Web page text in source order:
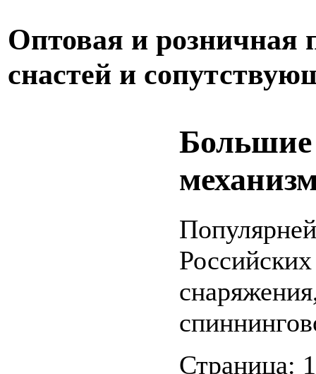
Оптовая и розничная
снастей и
Большие
Страница: